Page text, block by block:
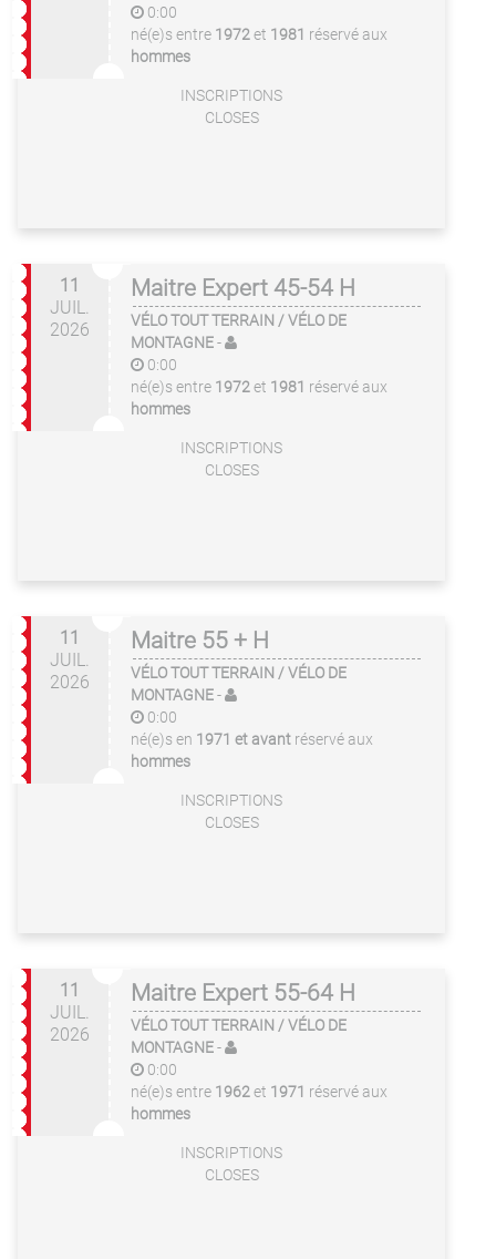
0:00
né(e)s entre 1972et 1981 réservé aux
hommes
INSCRIPTIONS
CLOSES
11
JUIL.
2026
Maitre Expert 45-54 H
VÉLO TOUT TERRAIN / VÉLO DE
MONTAGNE-
0:00
né(e)s entre 1972et 1981 réservé aux
hommes
INSCRIPTIONS
CLOSES
11
JUIL.
2026
Maitre 55 + H
VÉLO TOUT TERRAIN / VÉLO DE
MONTAGNE-
0:00
né(e)s en 1971 et avant réservé aux
hommes
INSCRIPTIONS
CLOSES
11
JUIL.
2026
Maitre Expert 55-64 H
VÉLO TOUT TERRAIN / VÉLO DE
MONTAGNE-
0:00
né(e)s entre 1962et 1971 réservé aux
hommes
INSCRIPTIONS
CLOSES